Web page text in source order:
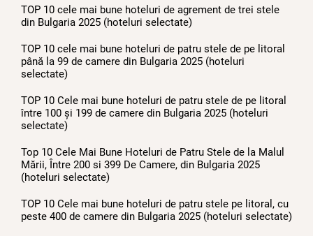
TOP 10 cele mai bune hoteluri de agrement de trei stele
din Bulgaria 2025 (hoteluri selectate)
TOP 10 cele mai bune hoteluri de patru stele de pe litoral
până la 99 de camere din Bulgaria 2025 (hoteluri
selectate)
TOP 10 Cele mai bune hoteluri de patru stele de pe litoral
între 100 și 199 de camere din Bulgaria 2025 (hoteluri
selectate)
Top 10 Cele Mai Bune Hoteluri de Patru Stele de la Malul
Mării, Între 200 si 399 De Camere, din Bulgaria 2025
(hoteluri selectate)
TOP 10 Cele mai bune hoteluri de patru stele pe litoral, cu
peste 400 de camere din Bulgaria 2025 (hoteluri selectate)